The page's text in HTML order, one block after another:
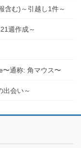
含む)～引越し1件～
週作成～
通称: 角マウス〜
出会い～